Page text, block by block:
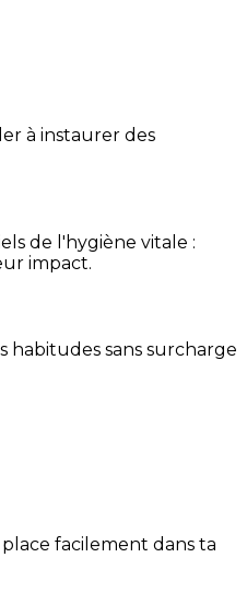
à instaurer des
de l'hygiène vitale :
impact.
habitudes sans surcharge
facilement dans ta